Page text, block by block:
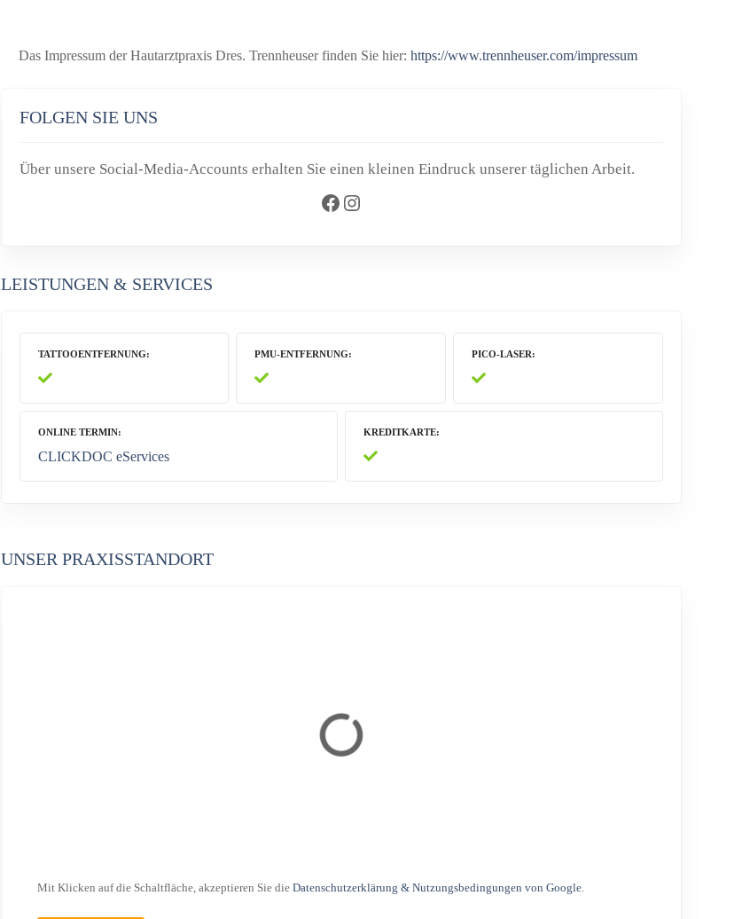
Das Impressum der Hautarztpraxis Dres. Trennheuser finden Sie hier: https://www.trennheuser.com/impressum
FOLGEN SIE UNS
Über unsere Social-Media-Accounts erhalten Sie einen kleinen Eindruck unserer täglichen Arbeit.
Facebook Instagram
LEISTUNGEN & SERVICES
TATTOOENTFERNUNG PMU-ENTFERNUNG PICO-LASER
ONLINE TERMIN
CLICKDOC eServices
KREDITKARTE
UNSER PRAXISSTANDORT
Mit Klicken auf die Schaltfläche, akzeptieren Sie die Datenschutzerklärung & Nutzungsbedingungen von Google.